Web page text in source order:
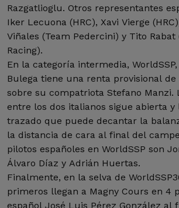
Razgatlioglu. Otros representantes
Iker Lecuona (HRC), Xavi Vierge
Viñales (Team Pedercini) y Tito Rabat
Racing).
En la categoría intermedia,
Bulega tiene una renta provisional
sobre su compatriota Stefano Manzi.
entre los dos italianos sigue abierta y
trazado que puede decantar la
la distancia de cara al final del
pilotos españoles en WorldSSP son
Álvaro Díaz y Adrián Huertas.
Finalmente, en la selva de
primeros llegan a Magny Cours en 4
español José Luis Pérez González al